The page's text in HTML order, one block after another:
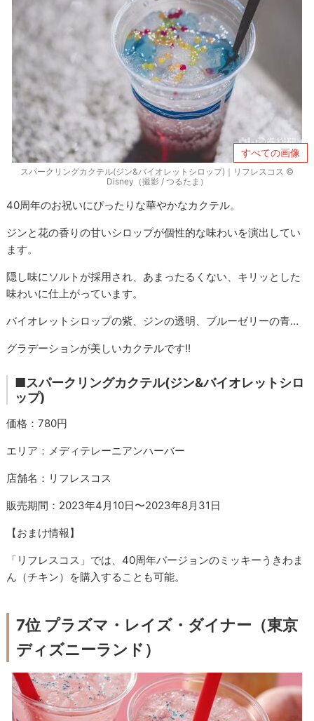
すべての画像
スパークリングカクテル(ジン&バイオレットシロップ)｜リフレスコス ©
Disney（撮影 / つるたま）
40周年のお祝いにぴったりな華やかなカクテル。
ジンと花の香りの甘いシロップが個性的な味わいを演出してい
ます。
隠し味にソルトが採用され、あまったるくない、キリッとした
味わいに仕上がっています。
バイオレットシロップの紫、ジンの透明、ブルーゼリーの青…
グラデーションが美しいカクテルです!!
■スパークリングカクテル(ジン&バイオレットシロ
ップ)
価格：780円
エリア：メディテレーニアンハーバー
店舗名：リフレスコス
販売期間：2023年4月10日〜2023年8月31日
【おまけ情報】
「リフレスコス」では、40周年バージョンのミッキーうきわま
ん（チキン）を購入することも可能。
7位 プラズマ・レイズ・ダイナー（東京
ディズニーランド）